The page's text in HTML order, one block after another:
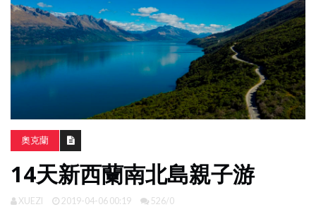
東
南
亞
日
旅
遊
攻
略
奧克蘭
14天新西蘭南北島親子游
XUEZI 2019-04-06 00:19 526/0